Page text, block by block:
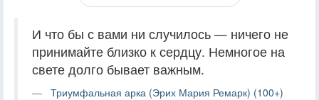
И что бы с вами ни случилось — ничего не
принимайте близко к сердцу. Немногое на
свете долго бывает важным.
Триумфальная арка (Эрих Мария Ремарк) (100+)